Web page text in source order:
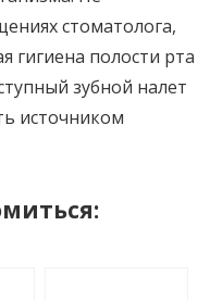
стоматолога,
гигиена полости рта
зубной налет
источником